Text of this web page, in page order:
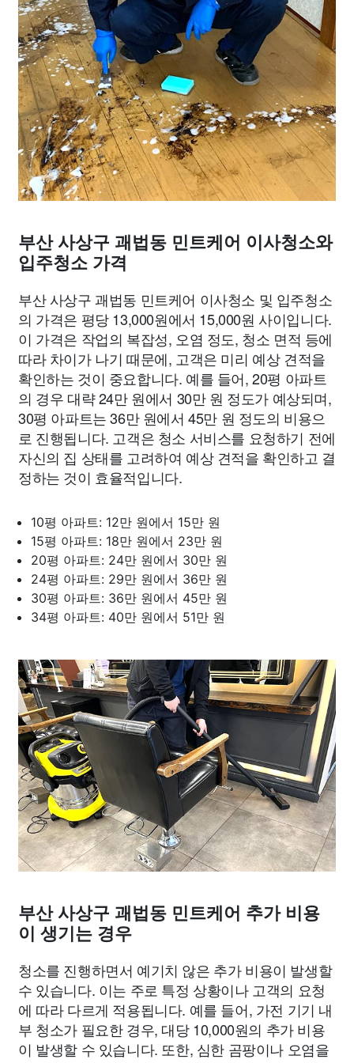
부산 사상구 괘법동 민트케어 이사청소와
입주청소 가격
부산 사상구 괘법동 민트케어 이사청소 및 입주청소
의 가격은 평당 13,000원에서 15,000원 사이입니다.
이 가격은 작업의 복잡성, 오염 정도, 청소 면적 등에
따라 차이가 나기 때문에, 고객은 미리 예상 견적을
확인하는 것이 중요합니다. 예를 들어, 20평 아파트
의 경우 대략 24만 원에서 30만 원 정도가 예상되며,
30평 아파트는 36만 원에서 45만 원 정도의 비용으
로 진행됩니다. 고객은 청소 서비스를 요청하기 전에
자신의 집 상태를 고려하여 예상 견적을 확인하고 결
정하는 것이 효율적입니다.
10평 아파트: 12만 원에서 15만 원
15평 아파트: 18만 원에서 23만 원
20평 아파트: 24만 원에서 30만 원
24평 아파트: 29만 원에서 36만 원
30평 아파트: 36만 원에서 45만 원
34평 아파트: 40만 원에서 51만 원
부산 사상구 괘법동 민트케어 추가 비용
이 생기는 경우
청소를 진행하면서 예기치 않은 추가 비용이 발생할
수 있습니다. 이는 주로 특정 상황이나 고객의 요청
에 따라 다르게 적용됩니다. 예를 들어, 가전 기기 내
부 청소가 필요한 경우, 대당 10,000원의 추가 비용
이 발생할 수 있습니다. 또한, 심한 곰팡이나 오염을